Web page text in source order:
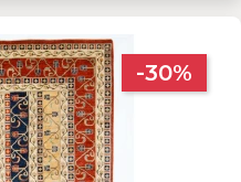
-30%